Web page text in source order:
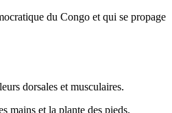
du Congo et qui se propage
dorsales et musculaires.
mains et la plante des pieds.